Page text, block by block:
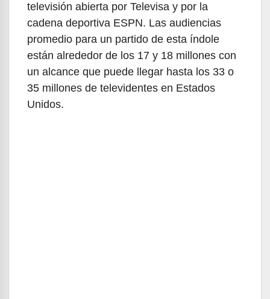
televisión abierta por Televisa y por la
cadena deportiva ESPN. Las audiencias
promedio para un partido de esta índole
están alrededor de los 17 y 18 millones con
un alcance que puede llegar hasta los 33 o
35 millones de televidentes en Estados
Unidos.